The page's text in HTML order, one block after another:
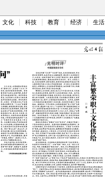
文化 科技 教育 经济 生活